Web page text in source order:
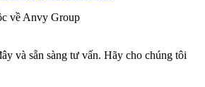
về Anvy Group
và sẵn sàng tư vấn. Hãy cho chúng tôi